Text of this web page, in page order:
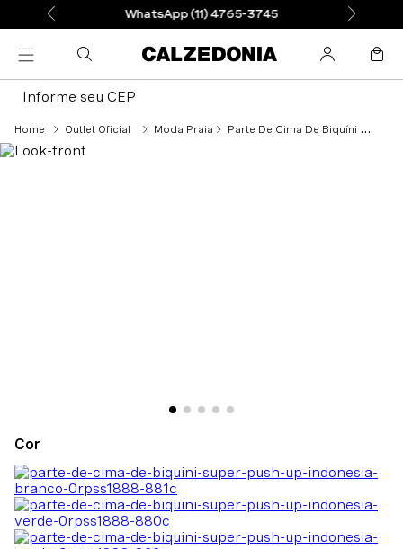
WhatsApp (11) 4765-3745
Informe seu CEP
Outlet Oficial Moda Praia Parte De Cima De Biquíni Super Push-Up Indonésia - Rosa